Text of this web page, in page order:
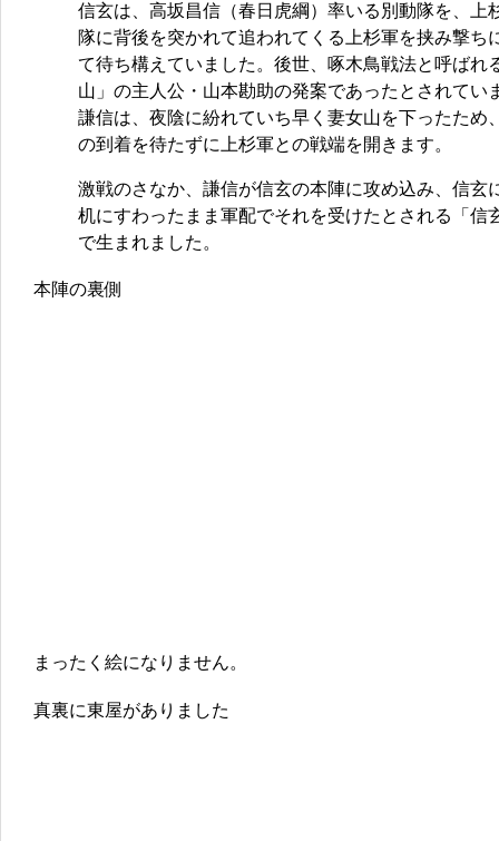
信玄は、高坂昌信（春日虎綱）率いる別動隊を、上
隊に背後を突かれて追われてくる上杉軍を挟み撃ち
て待ち構えていました。後世、啄木鳥戦法と呼ばれ
山」の主人公・山本勘助の発案であったとされてい
謙信は、夜陰に紛れていち早く妻女山を下ったため
の到着を待たずに上杉軍との戦端を開きます。
激戦のさなか、謙信が信玄の本陣に攻め込み、信玄
机にすわったまま軍配でそれを受けたとされる「信
で生まれました。
本陣の裏側
まったく絵になりません。
真裏に東屋がありました